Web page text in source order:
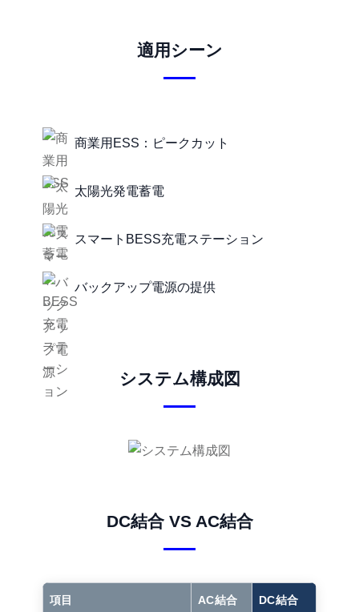
適用シーン
商業用ESS：ピークカット
太陽光発電蓄電
スマートBESS充電ステーション
バックアップ電源の提供
システム構成図
DC結合 VS AC結合
項目 AC結合 DC結合